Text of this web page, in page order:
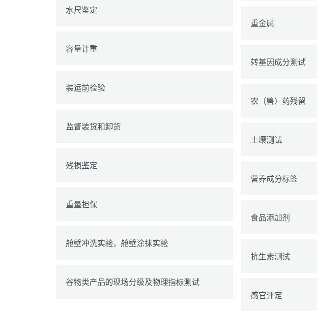
水尺鉴定
容量计重
装运前检验
监督装货和卸货
残损鉴定
重量担保
舱壁冲洗实验，舱壁涂抹实验
谷物类产品的现场分级及物理指标测试
重金属
转基因成分测试
农（兽）药残留
土壤测试
营养成分标签
食品添加剂
抗生素测试
感官评定